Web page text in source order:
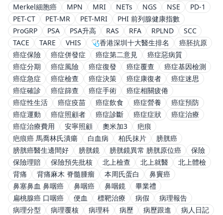
Merkel細胞癌
MPN MRI NETs NGS NSE
PD-1
PET-CT
PET-MR PET-MRI
PHI 前列腺健康指數
ProGRP
PSA PSA升高 RAS RFA RPLND
SCC
TACE
TARE VHIS 🩺香港深圳十大醫生排名
癌胚抗原
癌症保險
癌症併發症 癌症第二意見
癌症惡病質
癌症分期
癌症風險 癌症復發 癌症覆查
癌症基因檢測
癌症急症
癌症檢查 癌症決策 癌症康復者
癌症迷思
癌症確診
癌症篩查 癌症手術
癌症相關疲倦
癌症性生活
癌症疫苗 癌症飲食 癌症營養
癌症預防
癌症運動
癌症照顧者 癌症診斷 癌症症狀
癌症治療
癌症治療費用
安寧照顧 奧米加3
疤痕
疤痕癌 馬喬林氏潰瘍
白血病 柏氏抹片
膀胱癌
膀胱癌醫生邊間好
膀胱鏡 膀胱鏡異常 膀胱原位癌
保險
保險理賠
保險預先批核 北上檢查 北上就醫
北上體檢
背痛
背痛麻木 脊髓腫瘤 本周氏蛋白
鼻竇癌
鼻塞鼻血 鼻咽癌
鼻咽癌 鼻咽鏡
畢業禮
扁桃腺癌 口咽癌
便血 標靶治療 病假
病理報告
病理分型
病理覆核 病理科 病歷 病歷跟進
病人日記